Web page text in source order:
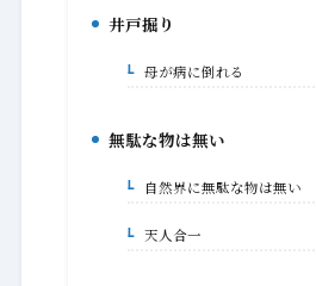
6.
井戸掘り
6-1.母が病に倒れる
7.無駄な物は無い
7-1.自然界に無駄な物は無い
7-1-1.
天人合一